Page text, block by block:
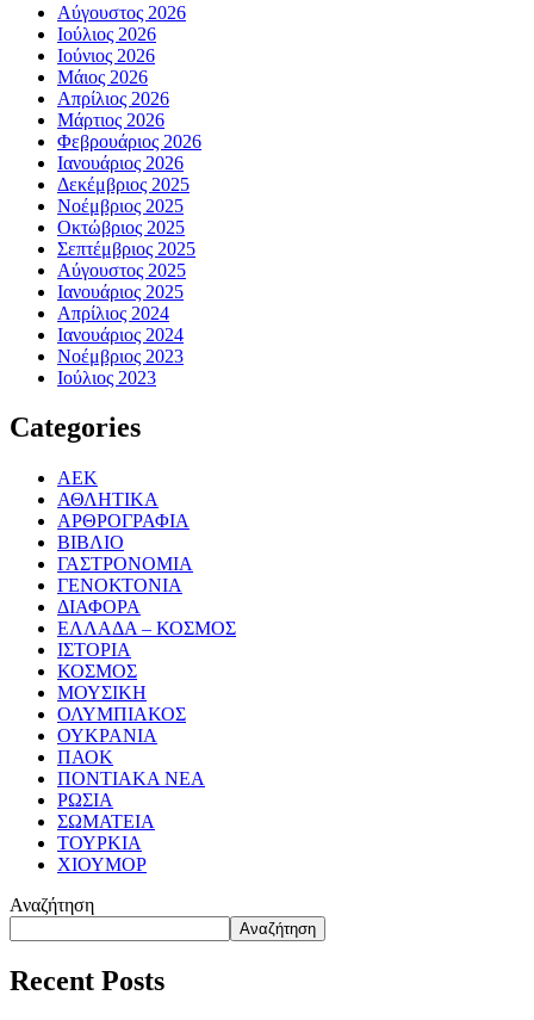
Αύγουστος 2026
Ιούλιος 2026
Ιούνιος 2026
Μάιος 2026
Απρίλιος 2026
Μάρτιος 2026
Φεβρουάριος 2026
Ιανουάριος 2026
Δεκέμβριος 2025
Νοέμβριος 2025
Οκτώβριος 2025
Σεπτέμβριος 2025
Αύγουστος 2025
Ιανουάριος 2025
Απρίλιος 2024
Ιανουάριος 2024
Νοέμβριος 2023
Ιούλιος 2023
Categories
ΑΕΚ
ΑΘΛΗΤΙΚΑ
ΑΡΘΡΟΓΡΑΦΙΑ
ΒΙΒΛΙΟ
ΓΑΣΤΡΟΝΟΜΙΑ
ΓΕΝΟΚΤΟΝΙΑ
ΔΙΑΦΟΡΑ
ΕΛΛΑΔΑ – ΚΟΣΜΟΣ
ΙΣΤΟΡΙΑ
ΚΟΣΜΟΣ
ΜΟΥΣΙΚΗ
ΟΛΥΜΠΙΑΚΟΣ
ΟΥΚΡΑΝΙΑ
ΠΑΟΚ
ΠΟΝΤΙΑΚΑ ΝΕΑ
ΡΩΣΙΑ
ΣΩΜΑΤΕΙΑ
ΤΟΥΡΚΙΑ
ΧΙΟΥΜΟΡ
Αναζήτηση
Αναζήτηση
Recent Posts